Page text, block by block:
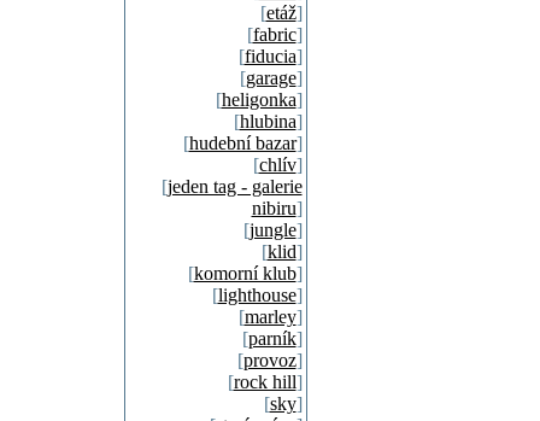
[etáž]
[fabric]
[fiducia]
[garage]
[heligonka]
[hlubina]
[hudební bazar]
[chlív]
[jeden tag - galerie
nibiru]
[jungle]
[klid]
[komorní klub]
[lighthouse]
[marley]
[parník]
[provoz]
[rock hill]
[sky]